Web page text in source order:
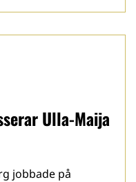
Ulla-Maija
jobbade på